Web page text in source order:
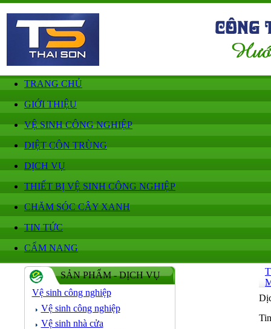
TRANG CHỦ
GIỚI THIỆU
VỆ SINH CÔNG NGHIỆP
DIỆT CÔN TRÙNG
DỊCH VỤ
THIẾT BỊ VỆ SINH CÔNG NGHIỆP
CHĂM SÓC CÂY XANH
TIN TỨC
CẨM NANG
SẢN PHẨM - DỊCH VỤ
Vệ sinh công nghiệp
Vệ sinh công nghiệp
Vệ sinh nhà cửa